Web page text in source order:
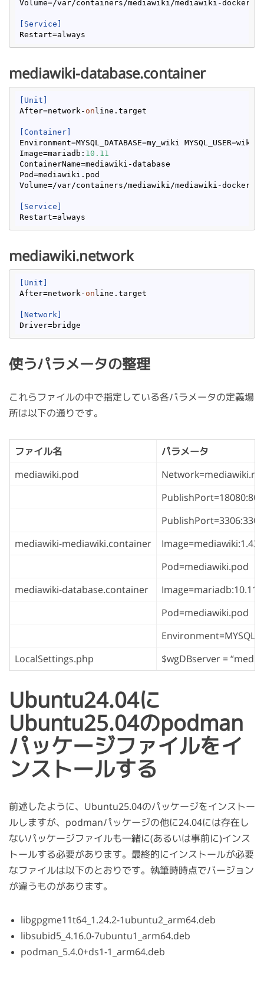
Volume
[Service]
Restart
mediawiki-database.container
[Unit]
After=network- on
[Container]
Environment=MYSQL_DATABASE=my_wiki
Image=mariadb: 10.11
ContainerName
Pod
Volume
[Service]
Restart
mediawiki.network
[Unit]
After=network- on
[Network]
Driver
使うパラメータの整理
これらファイルの中で指定している各パラメータの定義場
所は以下の通りです。
ファイル名 パラメータ
mediawiki.pod
PublishPort=18080:80
PublishPort=3306:3306
mediawiki-mediawiki.container Image=mediawiki:1.43
Pod=mediawiki.pod
mediawiki-database.container Image=mariadb:10.11
Pod=mediawiki.pod
LocalSettings.php $wgDBserver =
Ubuntu24.04に
Ubuntu25.04のpodman
パッケージファイルをイ
ンストールする
前述したように、Ubuntu25.04のパッケージをインストー
ルしますが、podmanパッケージの他に24.04には存在し
ないパッケージファイルも一緒に(あるいは事前に)インス
トールする必要があります。最終的にインストールが必要
なファイルは以下のとおりです。執筆時時点でバージョン
が違うものがあります。
libgpgme11t64_1.24.2-1ubuntu2_arm64.deb
libsubid5_4.16.0-7ubuntu1_arm64.deb
podman_5.4.0+ds1-1_arm64.deb